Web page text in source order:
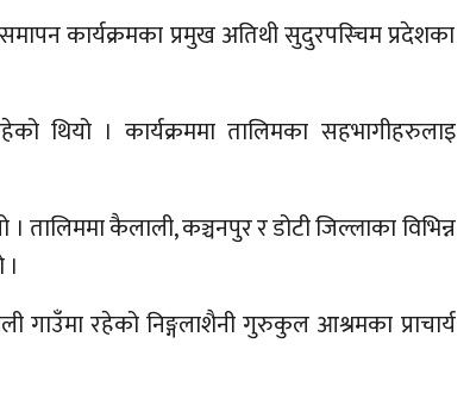
कार्यक्रमका प्रमुख अतिथी सुदुरपस्चिम प्रदेशका
थियो । कार्यक्रममा तालिमका सहभागीहरुलाइ
कैलाली, कञ्चनपुर र डोटी जिल्लाका विभिन्न
गाउँमा रहेको निङ्गलाशैनी गुरुकुल आश्रमका प्राचार्य